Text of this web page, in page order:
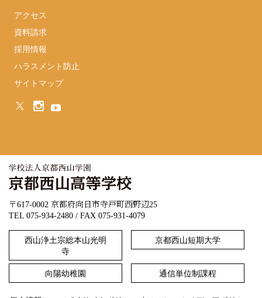
アクセス
資料請求
採用情報
ハラスメント防止
サイトマップ
〒617-0002 京都府向日市寺戸町西野辺25
TEL 075-934-2480 / FAX 075-931-4079
西山浄土宗総本山光明
寺
京都西山短期大学
向陽幼稚園 通信単位制課程